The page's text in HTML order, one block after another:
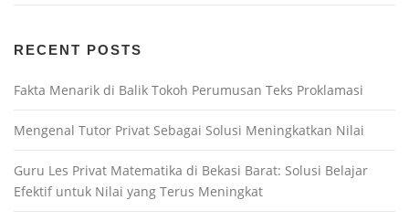
RECENT POSTS
Fakta Menarik di Balik Tokoh Perumusan Teks Proklamasi
Mengenal Tutor Privat Sebagai Solusi Meningkatkan Nilai
Guru Les Privat Matematika di Bekasi Barat: Solusi Belajar
Efektif untuk Nilai yang Terus Meningkat